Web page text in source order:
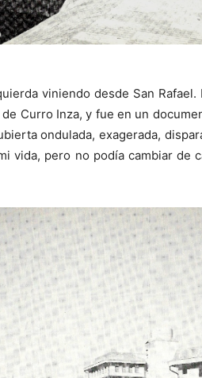
viniendo desde San
Curro Inza, y fue en un
ondulada, exagerada,
vida, pero no podía cambiar de